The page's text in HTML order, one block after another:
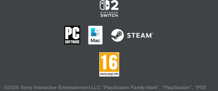
©2026 Sony Interactive Entertainment LLC."PlayStation Family Mark", "PlayStation", "PS5